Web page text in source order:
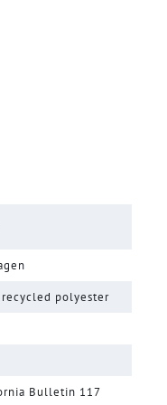
polyester
Bulletin 117